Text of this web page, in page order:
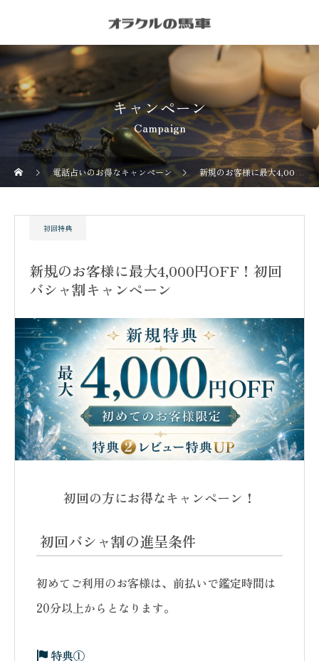
キャンペーン
Campaign
電話占いのお得なキャンペーン 新規のお客様に最大4,000円OFF！初回バシャ割キャンペーン
初回特典
新規のお客様に最大4,000円OFF！初回
バシャ割キャンペーン
初回の方にお得なキャンペーン！
初回バシャ割の進呈条件
初めてご利用のお客様は、前払いで鑑定時間は
20分以上からとなります。
特典①